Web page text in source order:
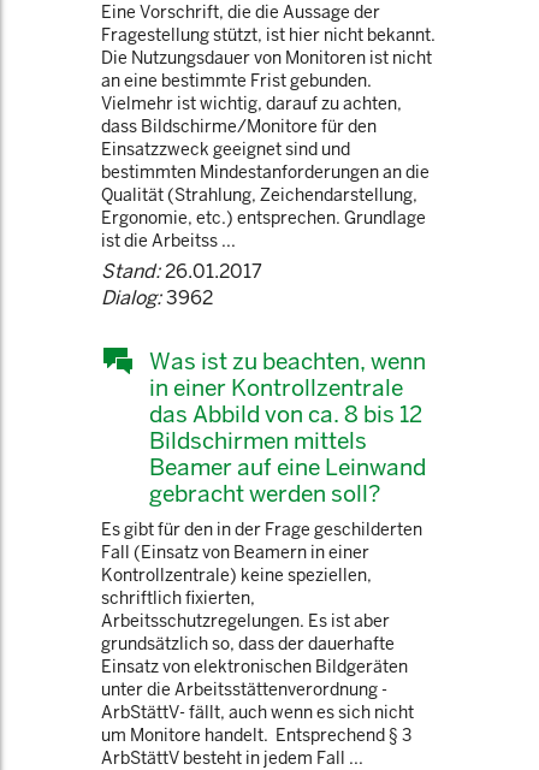
Eine Vorschrift, die die Aussage der
Fragestellung stützt, ist hier nicht bekannt.
Die Nutzungsdauer von Monitoren ist nicht
an eine bestimmte Frist gebunden.
Vielmehr ist wichtig, darauf zu achten,
dass Bildschirme/Monitore für den
Einsatzzweck geeignet sind und
bestimmten Mindestanforderungen an die
Qualität (Strahlung, Zeichendarstellung,
Ergonomie, etc.) entsprechen. Grundlage
ist die Arbeitss ...
Stand:26.01.2017
Dialog:3962
Was ist zu beachten, wenn
in einer Kontrollzentrale
das Abbild von ca. 8 bis 12
Bildschirmen mittels
Beamer auf eine Leinwand
gebracht werden soll?
Es gibt für den in der Frage geschilderten
Fall (Einsatz von Beamern in einer
Kontrollzentrale) keine speziellen,
schriftlich fixierten,
Arbeitsschutzregelungen. Es ist aber
grundsätzlich so, dass der dauerhafte
Einsatz von elektronischen Bildgeräten
unter die Arbeitsstättenverordnung -
ArbStättV- fällt, auch wenn es sich nicht
um Monitore handelt. Entsprechend § 3
ArbStättV besteht in jedem Fall ...